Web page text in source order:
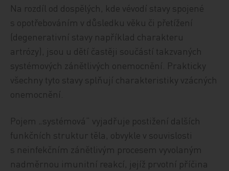
Na rozdíl od dospělých, kde vévodí stavy spojené
s opotřebováním v důsledku věku či přetížení
(degenerativní stavy například charakteru
artrózy), jsou u dětí častěji součástí takzvaných
systémových zánětlivých onemocnění. Prakticky
všechny tyto stavy splňují charakteristiky vzácných
onemocnění.
Pojem „systémová“ vyjadřuje postižení dalších
funkčních struktur těla, obvykle v souvislosti
s neinfekčním zánětlivým procesem vyvolaným
nadměrnou imunitní reakcí, jejíž prvotní příčina